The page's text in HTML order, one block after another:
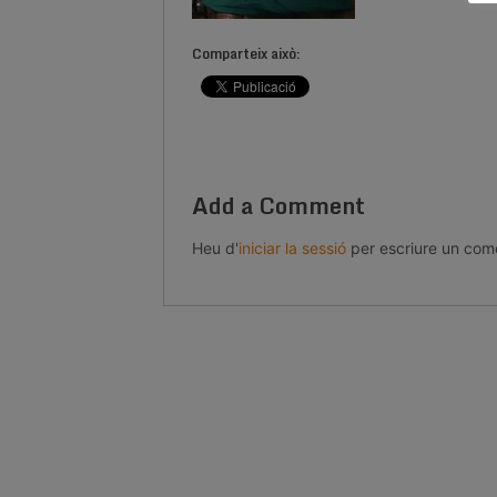
Comparteix això:
Add a Comment
Heu d'iniciar la sessió per escriure un